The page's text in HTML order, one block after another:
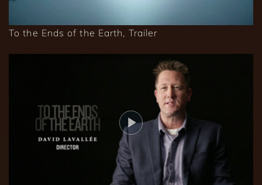
To the Ends of the Earth, Trailer